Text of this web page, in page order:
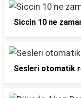
Siccin 10 ne
Sesleri otomatik